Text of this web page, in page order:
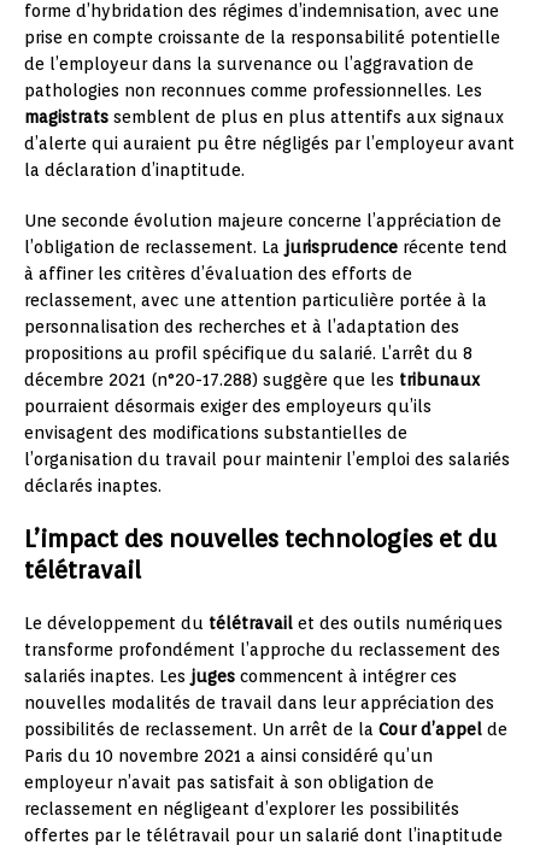
forme d’hybridation des régimes d’indemnisation, avec une
prise en compte croissante de la responsabilité potentielle
de l’employeur dans la survenance ou l’aggravation de
pathologies non reconnues comme professionnelles. Les
magistrats semblent de plus en plus attentifs aux signaux
d’alerte qui auraient pu être négligés par l’employeur avant
la déclaration d’inaptitude.
Une seconde évolution majeure concerne l’appréciation de
l’obligation de reclassement. La jurisprudence récente tend
à affiner les critères d’évaluation des efforts de
reclassement, avec une attention particulière portée à la
personnalisation des recherches et à l’adaptation des
propositions au profil spécifique du salarié. L’arrêt du 8
décembre 2021 (n°20-17.288) suggère que les tribunaux
pourraient désormais exiger des employeurs qu’ils
envisagent des modifications substantielles de
l’organisation du travail pour maintenir l’emploi des salariés
déclarés inaptes.
L’impact des nouvelles technologies et du
télétravail
Le développement du télétravail et des outils numériques
transforme profondément l’approche du reclassement des
salariés inaptes. Les juges commencent à intégrer ces
nouvelles modalités de travail dans leur appréciation des
possibilités de reclassement. Un arrêt de la Cour d’appel de
Paris du 10 novembre 2021 a ainsi considéré qu’un
employeur n’avait pas satisfait à son obligation de
reclassement en négligeant d’explorer les possibilités
offertes par le télétravail pour un salarié dont l’inaptitude